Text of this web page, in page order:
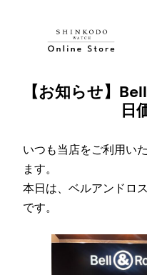
【お知らせ】
日
いつも当店をご利用い
ます。
本日は、ベルアンドロ
です。